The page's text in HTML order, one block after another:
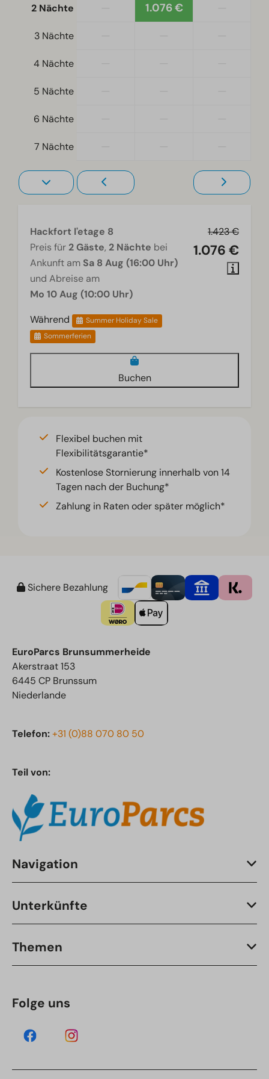
Freistehend
Schlafzimmer
Boxspringbetten
Einzelbettdecken und Kissen
Schlafzimmer unten: 1
Wohnzimmer
2 Nächte 1.076 €
3 Nächte
4 Nächte
5 Nächte
6 Nächte
7 Nächte
1.423 €
1.076 €
Hackfort l'etage 8
Preis für 2 Gäste, 2 Nächte bei
Ankunft am Sa 8 Aug (16:00 Uhr)
und Abreise am
Mo 10 Aug (10:00 Uhr)
Während
Summer Holiday Sale
Sommerferien
Buchen
Flexibel buchen mit
Flexibilitätsgarantie*
Kostenlose Stornierung innerhalb von 14
Tagen nach der Buchung*
Zahlung in Raten oder später möglich*
Sichere Bezahlung
EuroParcs Brunsummerheide
Akerstraat 153
6445 CP Brunssum
Niederlande
Telefon:+31 (0)88 070 80 50
Teil von:
Navigation
Unterkünfte
Themen
Folge uns